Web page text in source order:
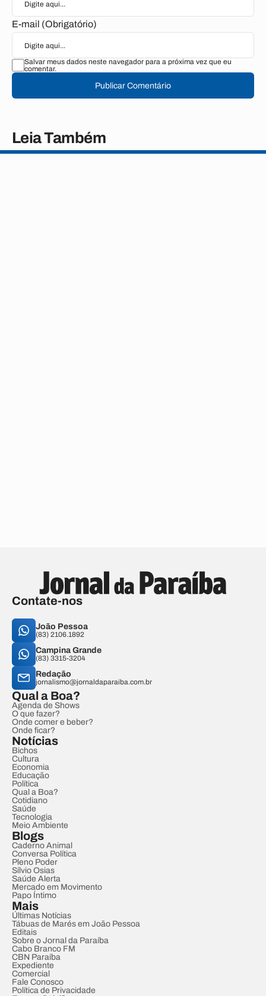
E-mail (Obrigatório)
Salvar meus dados neste navegador para a próxima vez que eu
comentar.
Publicar Comentário
Leia Também
Contate-nos
João Pessoa
(83) 2106.1892
Campina Grande
(83) 3315-3204
Redação
jornalismo@jornaldaparaiba.com.br
Qual a Boa?
Agenda de Shows
O que fazer?
Onde comer e beber?
Onde ficar?
Notícias
Bichos
Cultura
Economia
Educação
Política
Qual a Boa?
Cotidiano
Saúde
Tecnologia
Meio Ambiente
Blogs
Caderno Animal
Conversa Política
Pleno Poder
Sílvio Osias
Saúde Alerta
Mercado em Movimento
Papo Íntimo
Mais
Últimas Notícias
Tábuas de Marés em João Pessoa
Editais
Sobre o Jornal da Paraíba
Cabo Branco FM
CBN Paraíba
Expediente
Comercial
Fale Conosco
Política de Privacidade